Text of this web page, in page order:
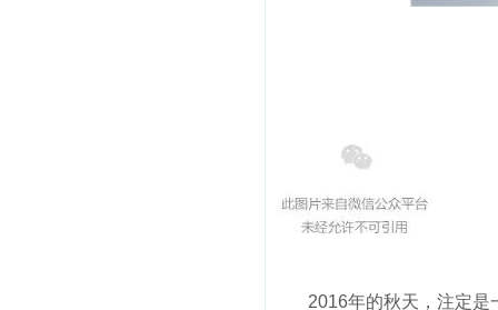
2016年的秋天，注定是